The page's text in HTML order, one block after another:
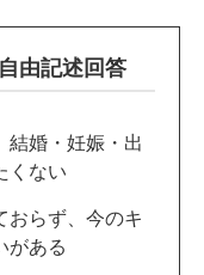
由記述回答
結婚・妊娠・出
くない
おらず、今のキ
がある